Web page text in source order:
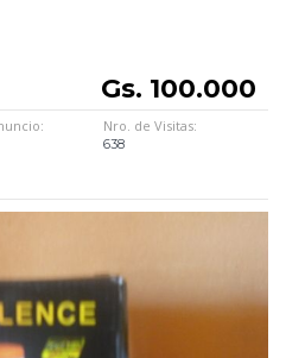
Gs. 100.000
Nro. de Visitas:
638